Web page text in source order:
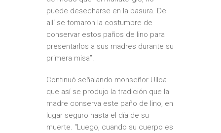
puede desecharse en la basura. De
allí se tomaron la costumbre de
conservar estos paños de lino para
presentarlos a sus madres durante su
primera misa”.
Continuó señalando monseñor Ulloa
que así se produjo la tradición que la
madre conserva este paño de lino, en
lugar seguro hasta el día de su
muerte. “Luego, cuando su cuerpo es